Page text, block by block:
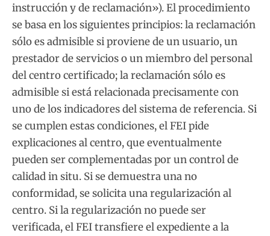
instrucción y de reclamación»). El procedimiento
se basa en los siguientes principios: la reclamación
sólo es admisible si proviene de un usuario, un
prestador de servicios o un miembro del personal
del centro certificado; la reclamación sólo es
admisible si está relacionada precisamente con
uno de los indicadores del sistema de referencia. Si
se cumplen estas condiciones, el FEI pide
explicaciones al centro, que eventualmente
pueden ser complementadas por un control de
calidad in situ. Si se demuestra una no
conformidad, se solicita una regularización al
centro. Si la regularización no puede ser
verificada, el FEI transfiere el expediente a la